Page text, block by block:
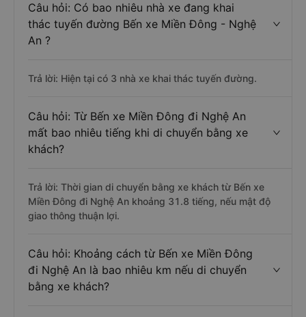
Câu hỏi: Có bao nhiêu nhà xe đang khai
thác tuyến đường Bến xe Miền Đông - Nghệ
An ?
Trả lời: Hiện tại có 3 nhà xe khai thác tuyến đường.
Câu hỏi: Từ Bến xe Miền Đông đi Nghệ An
mất bao nhiêu tiếng khi di chuyển bằng xe
khách?
Trả lời: Thời gian di chuyển bằng xe khách từ Bến xe
Miền Đông đi Nghệ An khoảng 31.8 tiếng, nếu mật độ
giao thông thuận lợi.
Câu hỏi: Khoảng cách từ Bến xe Miền Đông
đi Nghệ An là bao nhiêu km nếu di chuyển
bằng xe khách?